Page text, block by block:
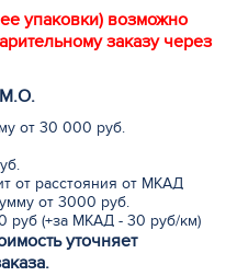
упаковки) возможно
заказу через
О.
от 30 000 руб.
от расстояния от МКАД
от 3000 руб.
(+за МКАД - 30 руб/км)
уточняет